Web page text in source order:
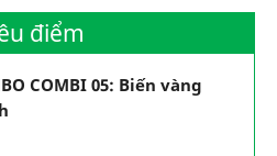
điểm
COMBI 05: Biến vàng